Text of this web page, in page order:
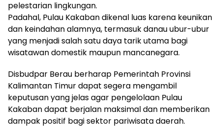
pelestarian lingkungan.
Padahal, Pulau Kakaban dikenal luas karena keunikan
dan keindahan alamnya, termasuk danau ubur-ubur
yang menjadi salah satu daya tarik utama bagi
wisatawan domestik maupun mancanegara.
Disbudpar Berau berharap Pemerintah Provinsi
Kalimantan Timur dapat segera mengambil
keputusan yang jelas agar pengelolaan Pulau
Kakaban dapat berjalan maksimal dan memberikan
dampak positif bagi sektor pariwisata daerah.